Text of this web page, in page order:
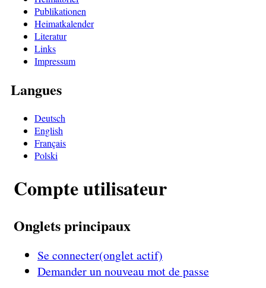
Publikationen
Heimatkalender
Literatur
Links
Impressum
Langues
Deutsch
English
Français
Polski
Compte utilisateur
Onglets principaux
Se connecter(onglet actif)
Demander un nouveau mot de passe